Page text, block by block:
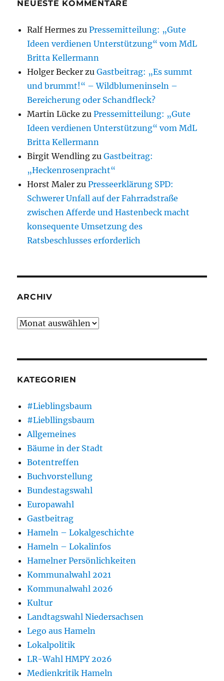
NEUESTE KOMMENTARE
Ralf Hermes zuPressemitteilung: „Gute
Ideen verdienen Unterstützung“ vom MdL
Britta Kellermann
Holger Becker zuGastbeitrag: „Es summt
und brummt!“ – Wildblumeninseln –
Bereicherung oder Schandfleck?
Martin Lücke zuPressemitteilung: „Gute
Ideen verdienen Unterstützung“ vom MdL
Britta Kellermann
Birgit Wendling zuGastbeitrag:
„Heckenrosenpracht“
Horst Maler zuPresseerklärung SPD:
Schwerer Unfall auf der Fahrradstraße
zwischen Afferde und Hastenbeck macht
konsequente Umsetzung des
Ratsbeschlusses erforderlich
ARCHIV
Archiv
KATEGORIEN
#Lieblingsbaum
#Liebllingsbaum
Allgemeines
Bäume in der Stadt
Botentreffen
Buchvorstellung
Bundestagswahl
Europawahl
Gastbeitrag
Hameln – Lokalgeschichte
Hameln – Lokalinfos
Hamelner Persönlichkeiten
Kommunalwahl 2021
Kommunalwahl 2026
Kultur
Landtagswahl Niedersachsen
Lego aus Hameln
Lokalpolitik
LR-Wahl HMPY 2026
Medienkritik Hameln